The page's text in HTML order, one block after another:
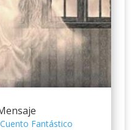
Cuento Fantástico